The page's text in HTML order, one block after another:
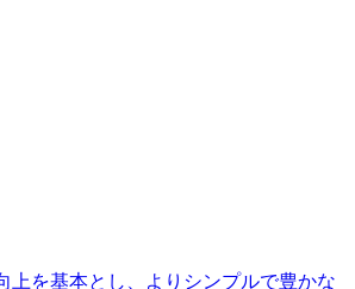
上を基本とし、よりシンプルで豊かな